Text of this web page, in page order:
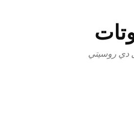
دي روسيتي